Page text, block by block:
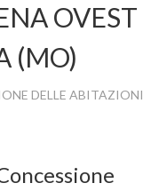
OVEST
(MO)
DELLE ABITAZIONI